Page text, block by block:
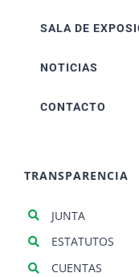
SALA DE
NOTICIAS
CONTACTO
TRANSPARENCIA
JUNTA
ESTATUTOS
CUENTAS